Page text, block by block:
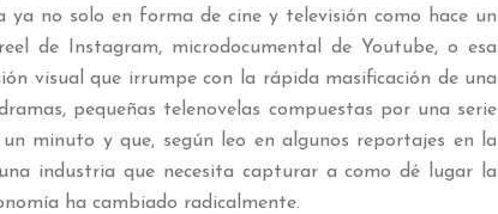
ya no solo en forma de cine y televisión como hace un
de Instagram, microdocumental de Youtube, o esa
visual que irrumpe con la rápida masificación de una
pequeñas telenovelas compuestas por una serie
minuto y que, según leo en algunos reportajes en la
industria que necesita capturar a como dé lugar la
ha cambiado radicalmente.